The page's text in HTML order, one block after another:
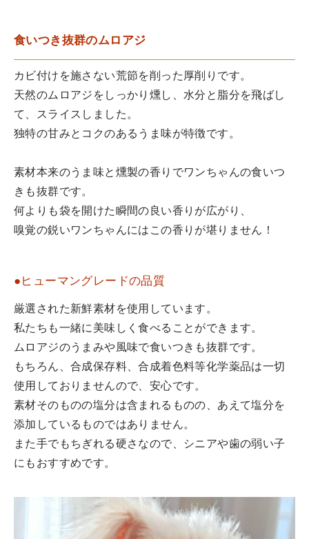
食いつき抜群のムロアジ
カビ付けを施さない荒節を削った厚削りです。
天然のムロアジをしっかり燻し、水分と脂分を飛ばし
て、スライスしました。
独特の甘みとコクのあるうま味が特徴です。
素材本来のうま味と燻製の香りでワンちゃんの食いつ
きも抜群です。
何よりも袋を開けた瞬間の良い香りが広がり、
嗅覚の鋭いワンちゃんにはこの香りが堪りません！
●ヒューマングレードの品質
厳選された新鮮素材を使用しています。
私たちも一緒に美味しく食べることができます。
ムロアジのうまみや風味で食いつきも抜群です。
もちろん、合成保存料、合成着色料等化学薬品は一切
使用しておりませんので、安心です。
素材そのものの塩分は含まれるものの、あえて塩分を
添加しているものではありません。
また手でもちぎれる硬さなので、シニアや歯の弱い子
にもおすすめです。